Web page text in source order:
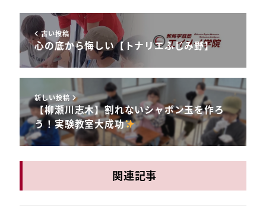
古い投稿
心の底から悔しい【トナリエふじみ野】
新しい投稿
【柳瀬川志木】割れないシャボン玉を作ろ
う！実験教室大成功
関連記事